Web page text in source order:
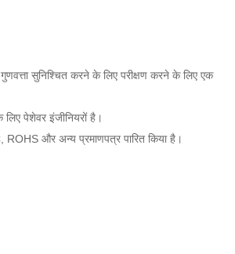
सुनिश्चित करने के लिए परीक्षण करने के लिए एक
पेशेवर इंजीनियरों है।
ROHS और अन्य प्रमाणपत्र पारित किया है।